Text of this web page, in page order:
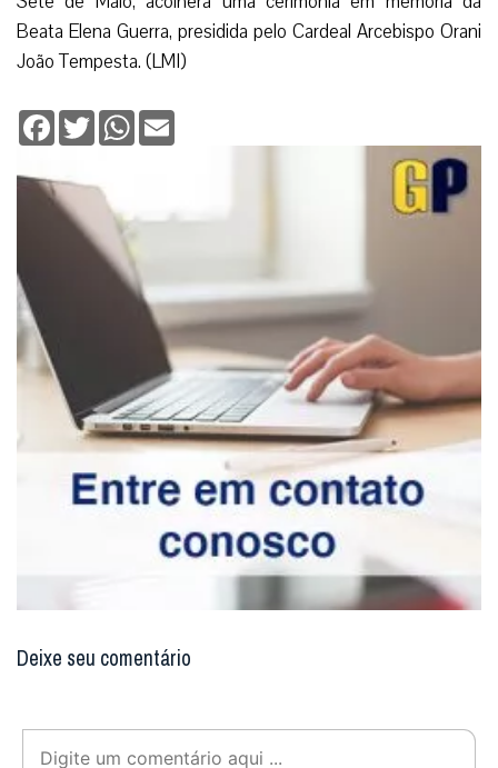
Beata Elena Guerra, presidida pelo Cardeal Arcebispo Orani
João Tempesta. (LMI)
Facebook
TwitterWhatsApp
Deixe seu comentário